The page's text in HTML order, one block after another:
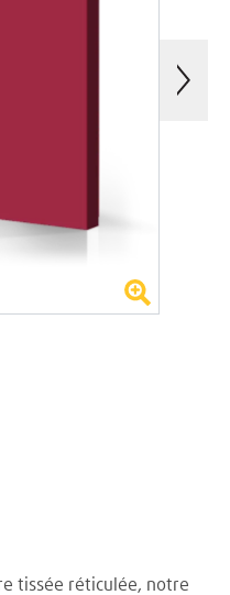
tissée réticulée, notre